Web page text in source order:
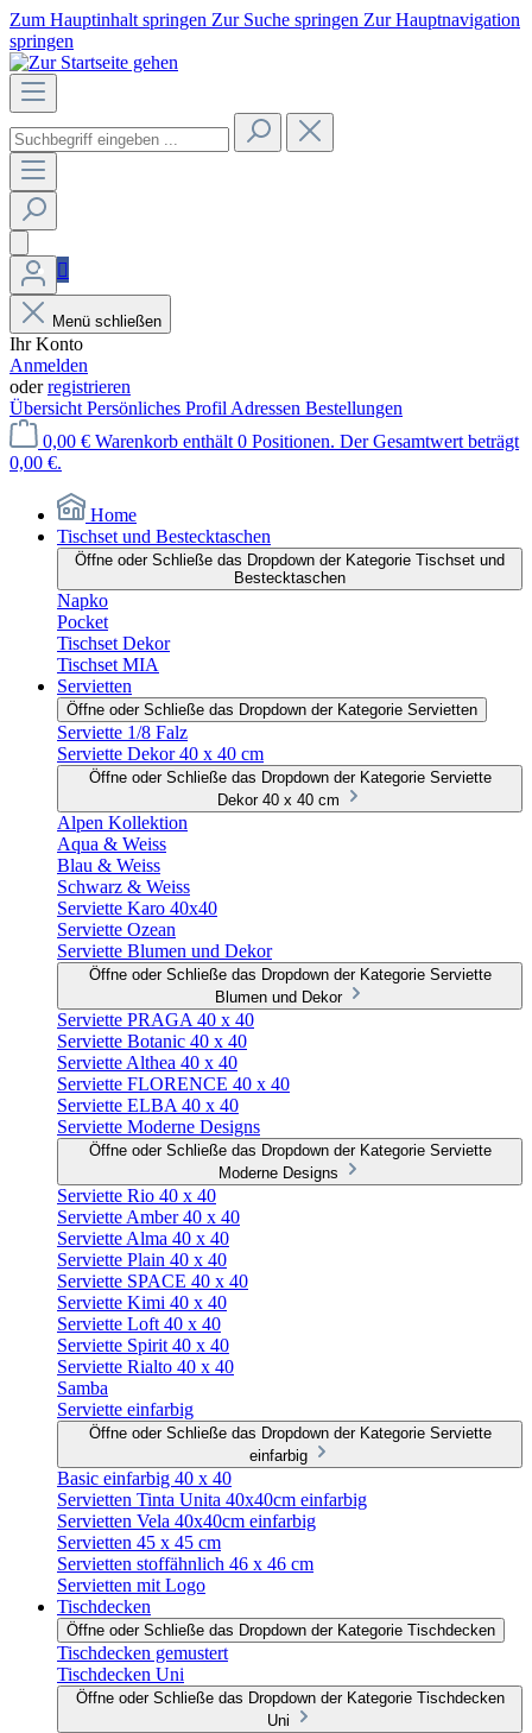
Zum Hauptinhalt springen Zur Suche springen Zur Hauptnavigation
springen
Menü schließen
Ihr Konto
Anmelden
oderregistrieren
Übersicht Persönliches Profil Adressen Bestellungen
0,00 € Warenkorb enthält 0 Positionen. Der Gesamtwert beträgt
0,00 €.
Home
Tischset und Bestecktaschen
Öffne oder Schließe das Dropdown der Kategorie Tischset und
Bestecktaschen
Napko
Pocket
Tischset Dekor
Tischset MIA
Servietten
Öffne oder Schließe das Dropdown der Kategorie Servietten
Serviette 1/8 Falz
Serviette Dekor 40 x 40 cm
Öffne oder Schließe das Dropdown der Kategorie Serviette
Dekor 40 x 40 cm
Alpen Kollektion
Aqua & Weiss
Blau & Weiss
Schwarz & Weiss
Serviette Karo 40x40
Serviette Ozean
Serviette Blumen und Dekor
Öffne oder Schließe das Dropdown der Kategorie Serviette
Blumen und Dekor
Serviette PRAGA 40 x 40
Serviette Botanic 40 x 40
Serviette Althea 40 x 40
Serviette FLORENCE 40 x 40
Serviette ELBA 40 x 40
Serviette Moderne Designs
Öffne oder Schließe das Dropdown der Kategorie Serviette
Moderne Designs
Serviette Rio 40 x 40
Serviette Amber 40 x 40
Serviette Alma 40 x 40
Serviette Plain 40 x 40
Serviette SPACE 40 x 40
Serviette Kimi 40 x 40
Serviette Loft 40 x 40
Serviette Spirit 40 x 40
Serviette Rialto 40 x 40
Samba
Serviette einfarbig
Öffne oder Schließe das Dropdown der Kategorie Serviette
einfarbig
Basic einfarbig 40 x 40
Servietten Tinta Unita 40x40cm einfarbig
Servietten Vela 40x40cm einfarbig
Servietten 45 x 45 cm
Servietten stoffähnlich 46 x 46 cm
Servietten mit Logo
Tischdecken
Öffne oder Schließe das Dropdown der Kategorie Tischdecken
Tischdecken gemustert
Tischdecken Uni
Öffne oder Schließe das Dropdown der Kategorie Tischdecken
Uni